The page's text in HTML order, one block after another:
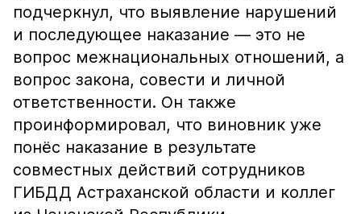
подчеркнул, что выявление нарушений
и последующее наказание — это не
вопрос межнациональных отношений, а
вопрос закона, совести и личной
ответственности. Он также
проинформировал, что виновник уже
понёс наказание в результате
совместных действий сотрудников
ГИБДД Астраханской области и коллег